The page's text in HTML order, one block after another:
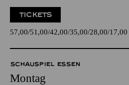
TICKETS
57,00 51,00 42,00 35,00 28,00 17,00
SCHAUSPIEL ESSEN
Montag